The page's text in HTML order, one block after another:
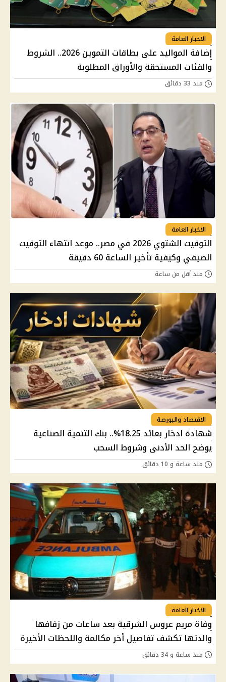
الاخبار العامة
إضافة المواليد على بطاقات التموين 2026.. الشروط
والفئات المستحقة والأوراق المطلوبة
منذ 33 دقائق
الاخبار العامة
التوقيت الشتوي 2026 في مصر.. موعد انتهاء التوقيت
الصيفي وكيفية تأخير الساعة 60 دقيقة
منذ أقل من ساعة
الاقتصاد والبورصة
شهادة ادخار بعائد 18.25%.. بنك التنمية الصناعية
يوضح الحد الأدنى وشروط السحب
منذ ساعة و 10 دقائق
الاخبار العامة
وفاة مريم عروس الشرقية بعد ساعات من زفافها
والدتها تكشف تفاصيل أخر مكالمة واللحظات الأخيرة
منذ ساعة و 34 دقائق